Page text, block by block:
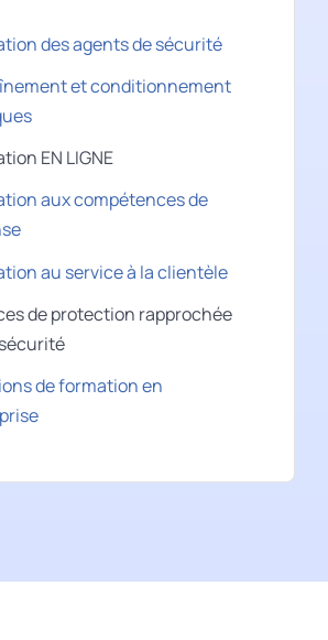
des agents de sécurité
et conditionnement
EN LIGNE
aux compétences de
au service à la clientèle
de protection rapprochée
de formation en